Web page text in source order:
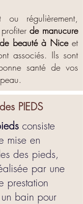
ou régulièrement,
profiterde manucure
beauté à Nice et
associés. Ils sont
santé de vos
PIEDS
consiste
mise en
des pieds,
par une
prestation
bain pour